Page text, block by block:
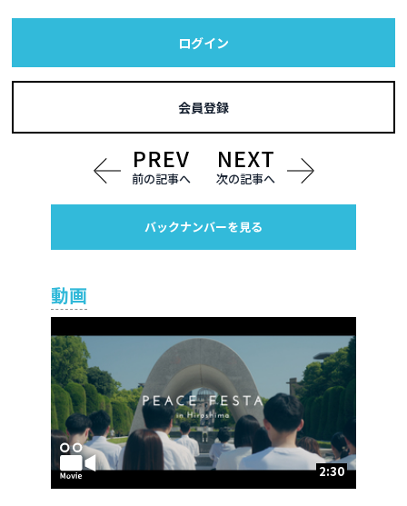
ログイン
会員登録
前の記事へ 次の記事へ
バックナンバーを見る
動画
2:30